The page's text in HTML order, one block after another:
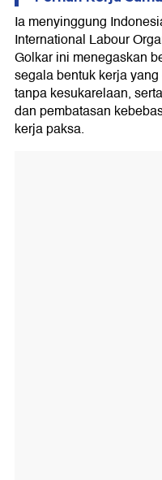
Ia menyinggung
International Labour
Golkar ini menegaskan
segala bentuk kerja
tanpa kesukarelaan,
dan pembatasan
kerja paksa.